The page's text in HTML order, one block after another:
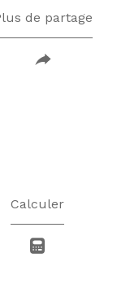
de partage
Calculer